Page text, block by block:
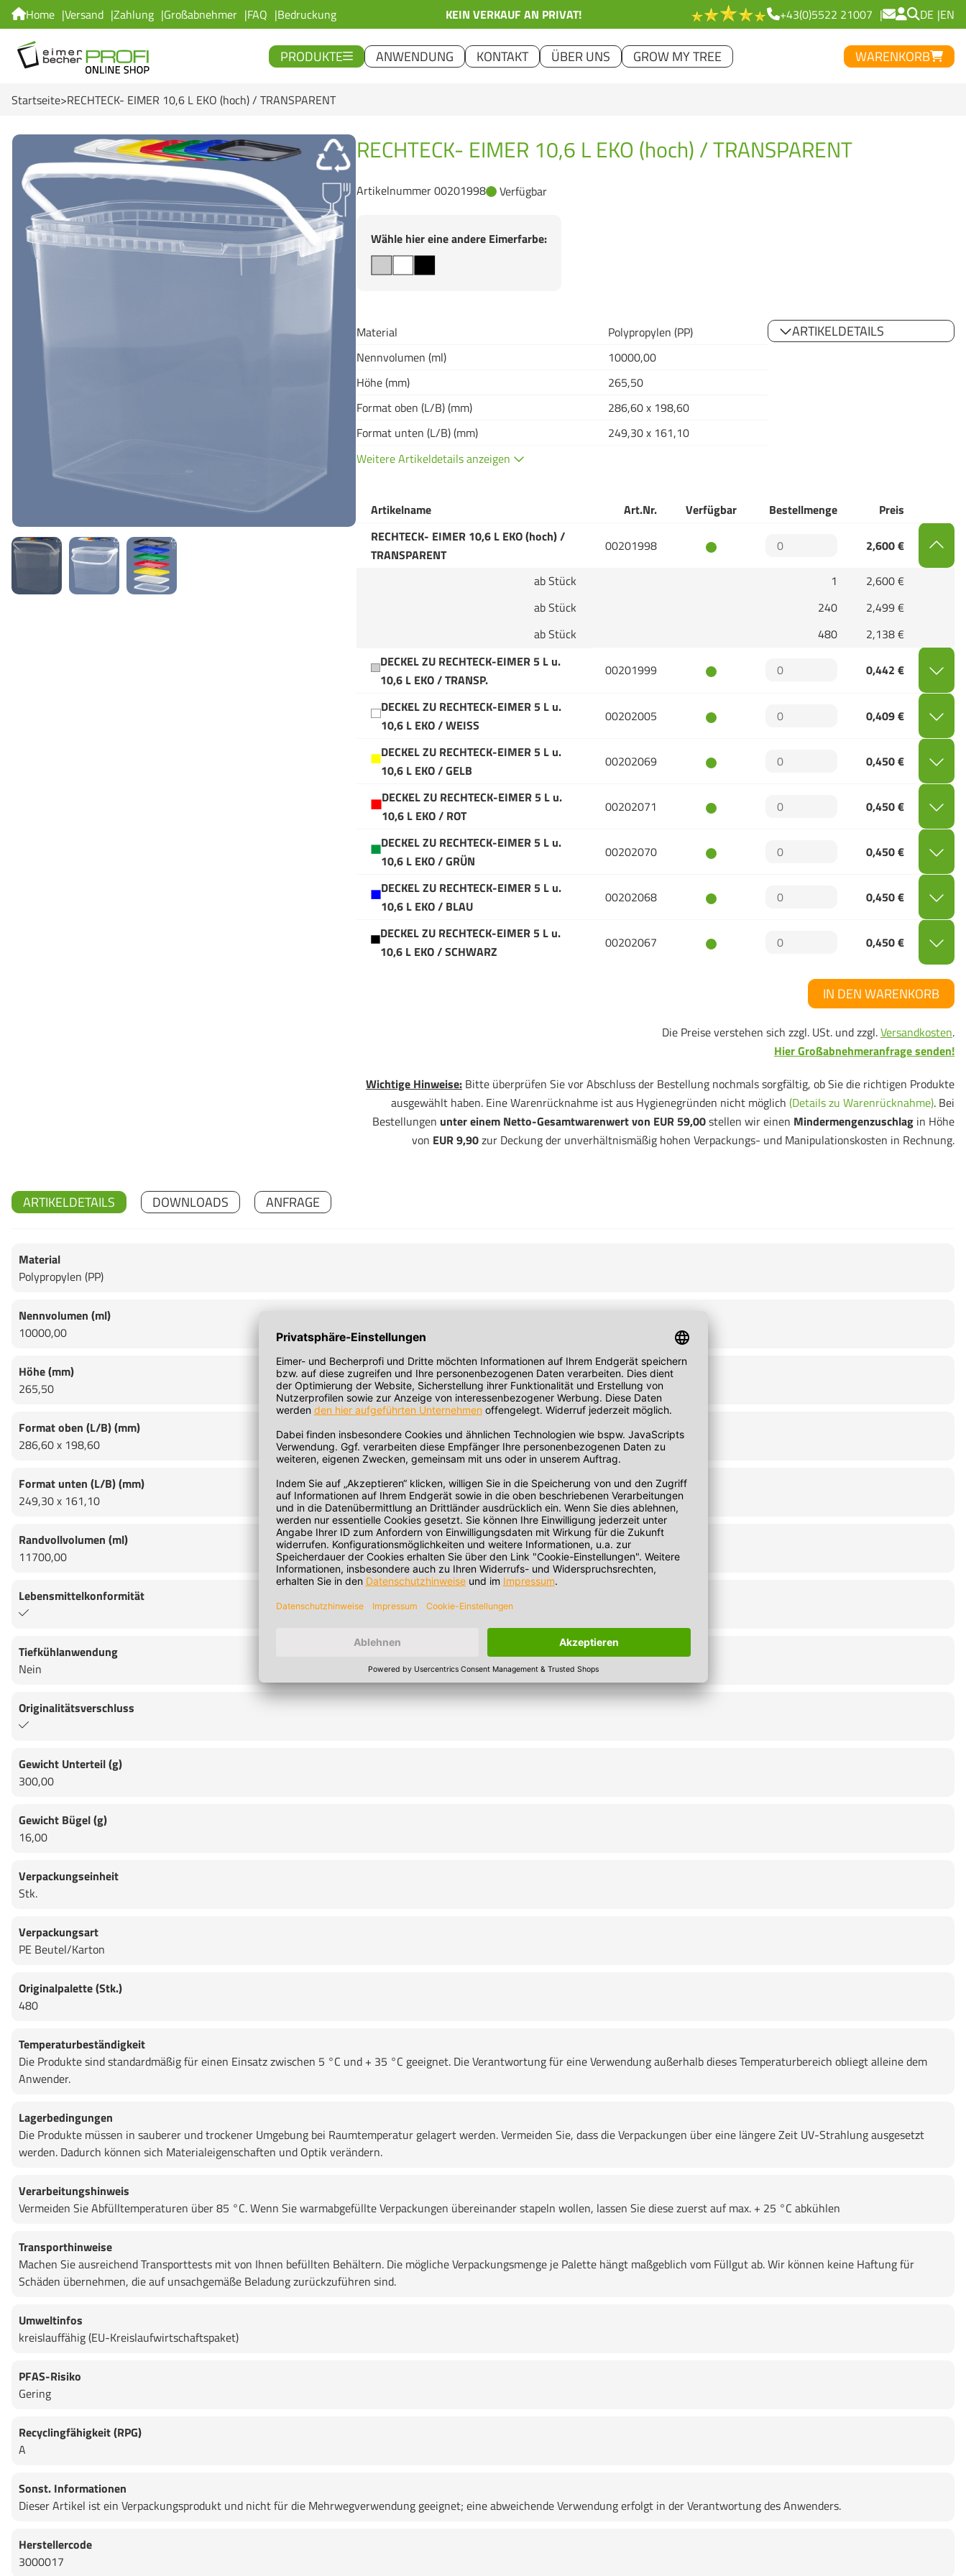
Home Versand Zahlung Großabnehmer FAQ Bedruckung KEIN VERKAUF AN PRIVAT! +43(0)5522 21007 DE EN
PRODUKTE ANWENDUNG KONTAKT ÜBER UNS GROW MY TREE WARENKORB
Startseite RECHTECK- EIMER 10,6 L EKO (hoch) / TRANSPARENT
RECHTECK- EIMER 10,6 L EKO (hoch) / TRANSPARENT
Artikelnummer 00201998 Verfügbar
Wähle hier eine andere Eimerfarbe:
Material
Polypropylen (PP)
Nennvolumen (ml)
10000,00
Höhe (mm)
265,50
Format oben (L/B) (mm)
286,60 x 198,60
Format unten (L/B) (mm)
249,30 x 161,10
Weitere Artikeldetails anzeigen
ARTIKELDETAILS
Artikelname Art.Nr. Verfügbar Bestellmenge
Preis
RECHTECK- EIMER 10,6 L EKO (hoch) /
TRANSPARENT
00201998 2,600 €
ab Stück 1
2,600 €
ab Stück
240
2,499 €
ab Stück
480
2,138 €
DECKEL ZU RECHTECK-EIMER 5 L u.
10,6 L EKO / TRANSP.
00201999 0,442 €
DECKEL ZU RECHTECK-EIMER 5 L u.
10,6 L EKO / WEISS
00202005 0,409 €
DECKEL ZU RECHTECK-EIMER 5 L u.
10,6 L EKO / GELB
00202069 0,450 €
DECKEL ZU RECHTECK-EIMER 5 L u.
10,6 L EKO / ROT
00202071 0,450 €
DECKEL ZU RECHTECK-EIMER 5 L u.
10,6 L EKO / GRÜN
00202070 0,450 €
DECKEL ZU RECHTECK-EIMER 5 L u.
10,6 L EKO / BLAU
00202068 0,450 €
DECKEL ZU RECHTECK-EIMER 5 L u.
10,6 L EKO / SCHWARZ
00202067 0,450 €
IN DEN WARENKORB
Die Preise verstehen sich zzgl. USt. und zzgl.Versandkosten.
Hier Großabnehmeranfrage senden!
Wichtige Hinweise: Bitte überprüfen Sie vor Abschluss der Bestellung nochmals sorgfältig, ob Sie die richtigen Produkte
ausgewählt haben. Eine Warenrücknahme ist aus Hygienegründen nicht möglich (Details zu Warenrücknahme). Bei
Bestellungen unter einem Netto-Gesamtwarenwert von EUR 59,00stellen wir einen Mindermengenzuschlag in Höhe
von EUR 9,90zur Deckung der unverhältnismäßig hohen Verpackungs- und Manipulationskosten in Rechnung.
ARTIKELDETAILS
Material
Polypropylen (PP)
Nennvolumen (ml)
10000,00
Höhe (mm)
265,50
Format oben (L/B) (mm)
286,60 x 198,60
Format unten (L/B) (mm)
249,30 x 161,10
Randvollvolumen (ml)
11700,00
Lebensmittelkonformität
Tiefkühlanwendung
Nein
Originalitätsverschluss
Gewicht Unterteil (g)
300,00
Gewicht Bügel (g)
16,00
Verpackungseinheit
Stk.
Verpackungsart
PE Beutel/Karton
Originalpalette (Stk.)
480
Temperaturbeständigkeit
Die Produkte sind standardmäßig für einen Einsatz zwischen 5 °C und + 35 °C geeignet. Die Verantwortung für eine Verwendung außerhalb dieses Temperaturbereich obliegt alleine dem
Anwender.
Lagerbedingungen
Die Produkte müssen in sauberer und trockener Umgebung bei Raumtemperatur gelagert werden. Vermeiden Sie, dass die Verpackungen über eine längere Zeit UV-Strahlung ausgesetzt
werden. Dadurch können sich Materialeigenschaften und Optik verändern.
Verarbeitungshinweis
Vermeiden Sie Abfülltemperaturen über 85 °C. Wenn Sie warmabgefüllte Verpackungen übereinander stapeln wollen, lassen Sie diese zuerst auf max. + 25 °C abkühlen
Transporthinweise
Machen Sie ausreichend Transporttests mit von Ihnen befüllten Behältern. Die mögliche Verpackungsmenge je Palette hängt maßgeblich vom Füllgut ab. Wir können keine Haftung für
Schäden übernehmen, die auf unsachgemäße Beladung zurückzuführen sind.
Umweltinfos
kreislauffähig (EU-Kreislaufwirtschaftspaket)
PFAS-Risiko
Gering
Recyclingfähigkeit (RPG)
A
Sonst. Informationen
Dieser Artikel ist ein Verpackungsprodukt und nicht für die Mehrwegverwendung geeignet; eine abweichende Verwendung erfolgt in der Verantwortung des Anwenders.
Herstellercode
3000017
DOWNLOADS ANFRAGE